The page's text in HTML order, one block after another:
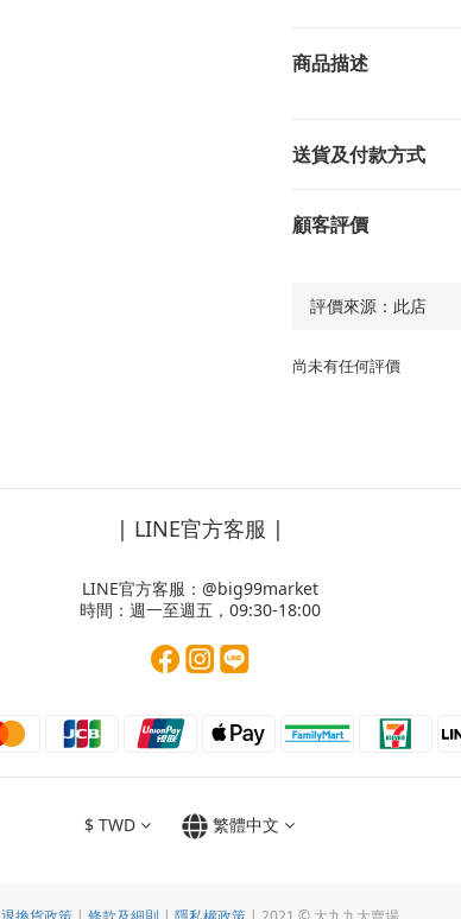
商品描述
送貨及付款方式
顧客評價
尚未有任何評價
| LINE官方客服 |
LINE官方客服： @big99market
時間：週一至週五，09:30-18:00
$ TWD 繁體中文